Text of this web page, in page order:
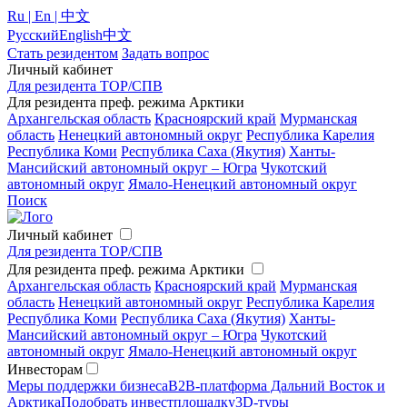
Ru | En | 中文
РусскийEnglish中文
Стать резидентом Задать вопрос
Личный кабинет
Для резидента ТОР/СПВ
Для резидента преф. режима Арктики
Архангельская область Красноярский край Мурманская
область Ненецкий автономный округ Республика Карелия
Республика Коми Республика Саха (Якутия) Ханты-
Мансийский автономный округ – Югра Чукотский
автономный округ Ямало-Ненецкий автономный округ
Поиск
Личный кабинет
Для резидента ТОР/СПВ
Для резидента преф. режима Арктики
Архангельская область Красноярский край Мурманская
область Ненецкий автономный округ Республика Карелия
Республика Коми Республика Саха (Якутия) Ханты-
Мансийский автономный округ – Югра Чукотский
автономный округ Ямало-Ненецкий автономный округ
Инвесторам
Меры поддержки бизнесаB2B-платформа Дальний Восток и
АрктикаПодобрать инвестплощадку3D-туры